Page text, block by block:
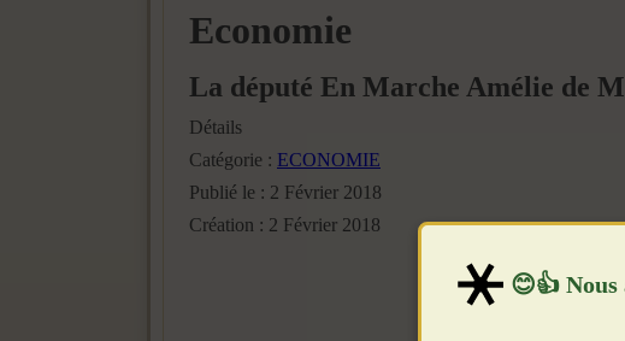
Economie
La député En Marche Amélie de
Détails
Catégorie : ECONOMIE
Publié le : 2 Février 2018
Création : 2 Février 2018